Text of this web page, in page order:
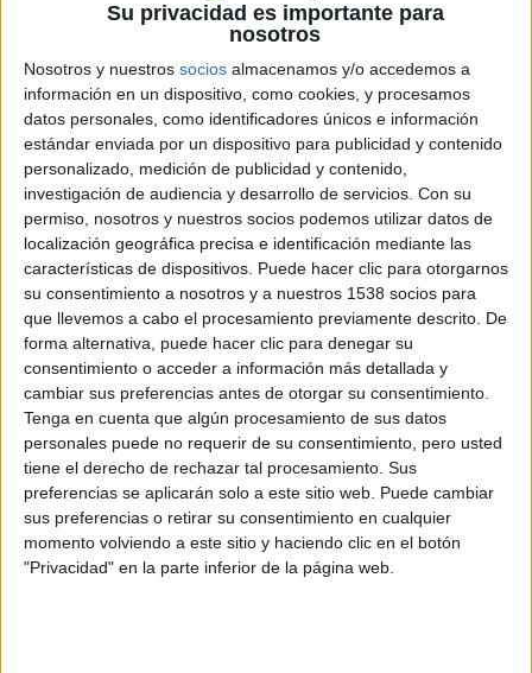
Su privacidad es importante para
nosotros
Nosotros y nuestros socios almacenamos y/o accedemos a
información en un dispositivo, como cookies, y procesamos
datos personales, como identificadores únicos e información
estándar enviada por un dispositivo para publicidad y contenido
personalizado, medición de publicidad y contenido,
investigación de audiencia y desarrollo de servicios. Con su
permiso, nosotros y nuestros socios podemos utilizar datos de
localización geográfica precisa e identificación mediante las
características de dispositivos. Puede hacer clic para otorgarnos
su consentimiento a nosotros y a nuestros 1538 socios para
que llevemos a cabo el procesamiento previamente descrito. De
forma alternativa, puede hacer clic para denegar su
consentimiento o acceder a información más detallada y
cambiar sus preferencias antes de otorgar su consentimiento.
Tenga en cuenta que algún procesamiento de sus datos
personales puede no requerir de su consentimiento, pero usted
tiene el derecho de rechazar tal procesamiento. Sus
preferencias se aplicarán solo a este sitio web. Puede cambiar
sus preferencias o retirar su consentimiento en cualquier
momento volviendo a este sitio y haciendo clic en el botón
"Privacidad" en la parte inferior de la página web.
Tras presentarse en España, Polonia, Francia, Hungría y
Perú, la películaAmador sigue su recorrido por el mundo:
esta vez en la edición número 17 del Festival Internacional
de Cine de Atenas.
Esta información fue difundida por Magaly Solier, quien es
la protagonista del film, en su cuenta oficial en Twitter.
La cinta española, donde también participanCelso Bugallo,
Pietro Sibille, Sonia Almarcha y Fanny de Castro, forma
parte de la sección Noches de Estreno CONN-X.
El estreno deAmadortendrá lugar el domingo 18 de
septiembre a las 8:00 p.m., en la sala Attikon Cinemax
Class (Stadiou 19, metro Panepistimiou).
Habrá una segunda proyección el lunes 19 del mismo mes,
a las 8:30 de la noche, en la sala Danaos 2 (Av. Kifisias 109
con Panormou, Metro Panormou).
El director de la película,Fernando León de Aranoa